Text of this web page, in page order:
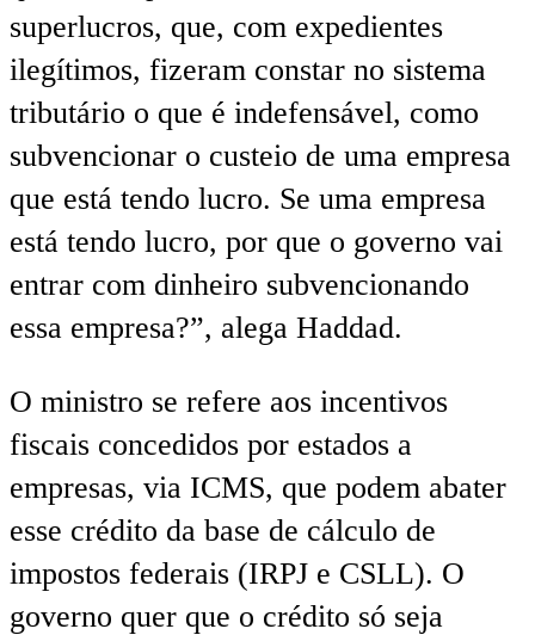
superlucros, que, com expedientes
ilegítimos, fizeram constar no sistema
tributário o que é indefensável, como
subvencionar o custeio de uma empresa
que está tendo lucro. Se uma empresa
está tendo lucro, por que o governo vai
entrar com dinheiro subvencionando
essa empresa?”, alega Haddad.
O ministro se refere aos incentivos
fiscais concedidos por estados a
empresas, via ICMS, que podem abater
esse crédito da base de cálculo de
impostos federais (IRPJ e CSLL). O
governo quer que o crédito só seja